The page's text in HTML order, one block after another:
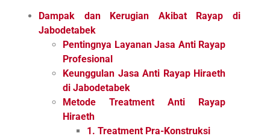
Dampak dan Kerugian Akibat Rayap di
Jabodetabek
Pentingnya Layanan Jasa Anti Rayap
Profesional
Keunggulan Jasa Anti Rayap Hiraeth
di Jabodetabek
Metode Treatment Anti Rayap
Hiraeth
1. Treatment Pra-Konstruksi